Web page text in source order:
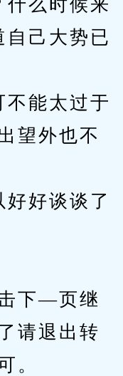
么时候来
自己大势已
能太过于
望外也不
好谈谈了
下—页继
请退出转
。